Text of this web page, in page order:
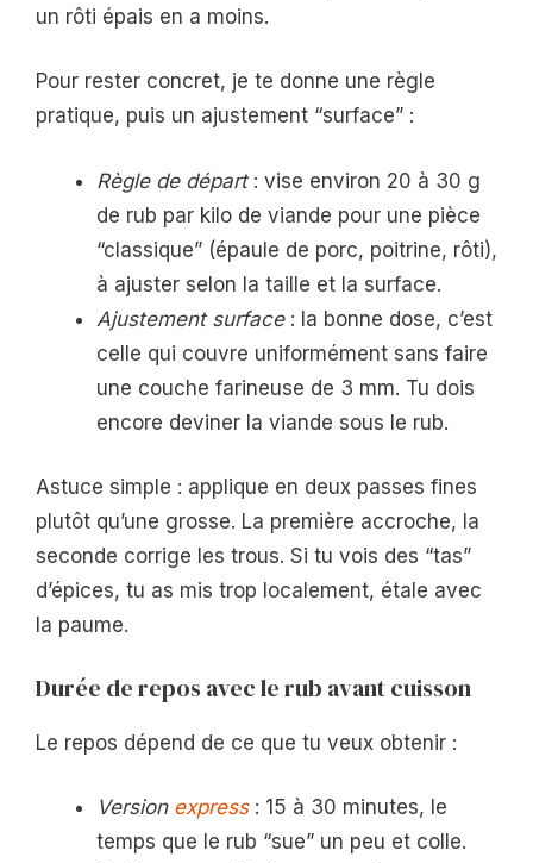
un rôti épais en a moins.
Pour rester concret, je te donne une règle
pratique, puis un ajustement “surface” :
Règle de départ: vise environ 20 à 30 g
de rub par kilo de viande pour une pièce
“classique” (épaule de porc, poitrine, rôti),
à ajuster selon la taille et la surface.
Ajustement surface: la bonne dose, c’est
celle qui couvre uniformément sans faire
une couche farineuse de 3 mm. Tu dois
encore deviner la viande sous le rub.
Astuce simple : applique en deux passes fines
plutôt qu’une grosse. La première accroche, la
seconde corrige les trous. Si tu vois des “tas”
d’épices, tu as mis trop localement, étale avec
la paume.
Durée de repos avec le rub avant cuisson
Le repos dépend de ce que tu veux obtenir :
Version express: 15 à 30 minutes, le
temps que le rub “sue” un peu et colle.